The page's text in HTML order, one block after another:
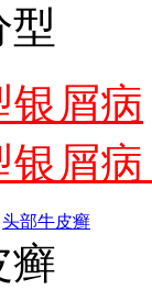
型
银屑病
银屑病
头部牛皮癣
癣